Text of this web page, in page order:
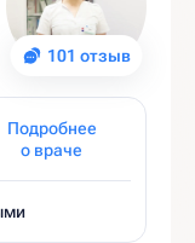
101 отзыв
Подробнее
о враче